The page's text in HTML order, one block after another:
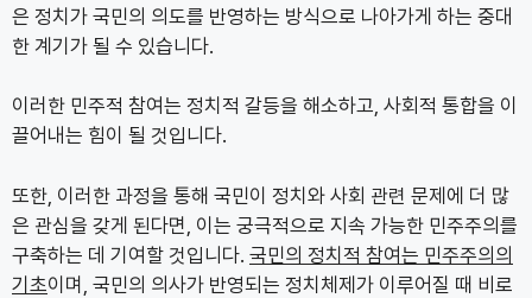
은 정치가 국민의 의도를 반영하는 방식으로 나아가게 하는 중대
한 계기가 될 수 있습니다.
이러한 민주적 참여는 정치적 갈등을 해소하고, 사회적 통합을 이
끌어내는 힘이 될 것입니다.
또한, 이러한 과정을 통해 국민이 정치와 사회 관련 문제에 더 많
은 관심을 갖게 된다면, 이는 궁극적으로 지속 가능한 민주주의를
구축하는 데 기여할 것입니다. 국민의 정치적 참여는 민주주의의
기초이며, 국민의 의사가 반영되는 정치체제가 이루어질 때 비로